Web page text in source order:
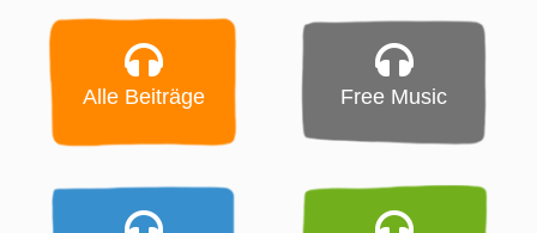
Alle Beiträge Free Music